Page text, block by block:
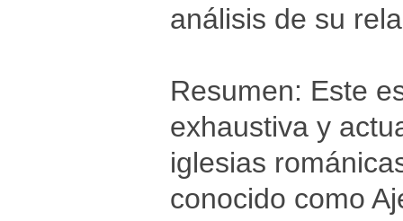
análisis de su
Resumen: Este
exhaustiva y
iglesias
conocido como